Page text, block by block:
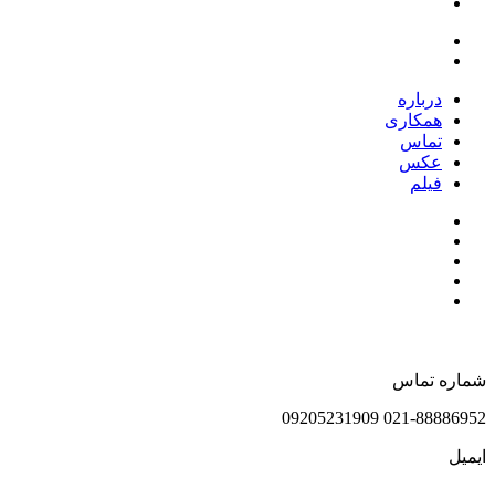
درباره
همکاری
تماس
عکس
فیلم
شماره تماس
021-88886952 09205231909
ایمیل